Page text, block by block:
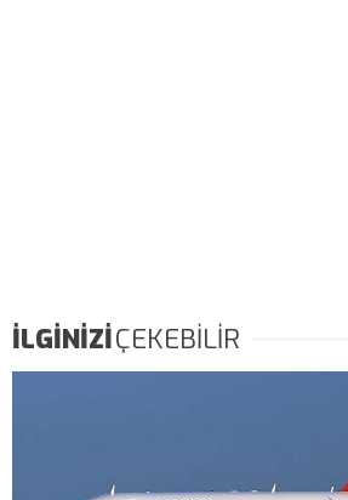
İLGİNİZİÇEKEBİLİR